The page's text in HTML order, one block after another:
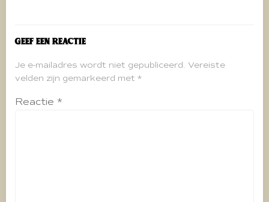
Geef een reactie
Je e-mailadres wordt niet gepubliceerd. Vereiste
velden zijn gemarkeerd met *
Reactie *